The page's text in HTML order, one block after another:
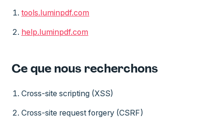
tools.luminpdf.com
help.luminpdf.com
Ce que nous recherchons
Cross-site scripting (XSS)
Cross-site request forgery (CSRF)